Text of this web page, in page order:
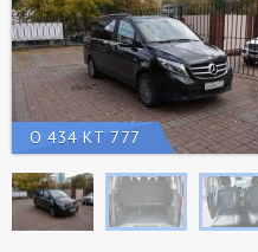
О 434 КТ 777